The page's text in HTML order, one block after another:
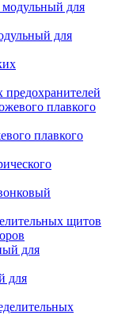
для
предохранителей
плавкого
щитов
для